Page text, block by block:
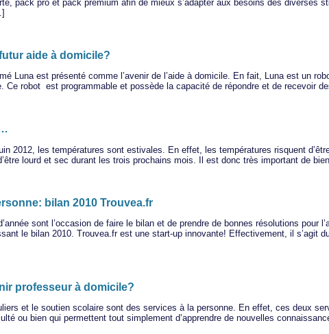
pack pro et pack premium afin de mieux s’adapter aux besoins des diverses
aide à domicile?
Luna est présenté comme l’avenir de l’aide à domicile. En fait, Luna est un
Ce robot est programmable et possède la capacité de répondre et de recevoir
2012, les températures sont estivales. En effet, les températures risquent
lourd et sec durant les trois prochains mois. Il est donc très important de
bilan 2010 Trouvea.fr
sont l’occasion de faire le bilan et de prendre de bonnes résolutions pour
le bilan 2010. Trouvea.fr est une start-up innovante! Effectivement, il s’agit
professeur à domicile?
et le soutien scolaire sont des services à la personne. En effet, ces deux
ou bien qui permettent tout simplement d’apprendre de nouvelles